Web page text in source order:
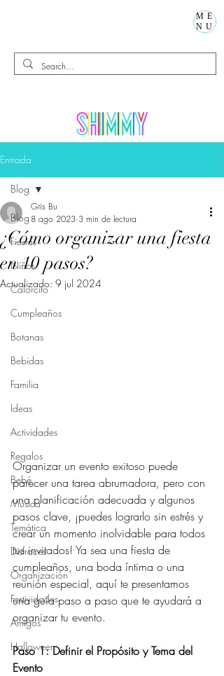
ME
NU
Entrada
Blog
Fiestas
Niños
Calorcito
Cumpleaños
Botanas
Bebidas
Familia
Ideas
Actividades
Regalos
Bebé
Música
Temática
Disfraces
Organización
Festividades
Amigos
Halloween
Blog
¿Cómo organizar una fiesta
en 10 pasos?
Gris Bu
8 ago 2023 3 min de lectura
Actualizado: 9 jul 2024
Organizar un evento exitoso puede
parecer una tarea abrumadora, pero con
una planificación adecuada y algunos
pasos clave, ¡puedes lograrlo sin estrés y
crear un momento inolvidable para todos
tus invitados! Ya sea una fiesta de
cumpleaños, una boda íntima o una
reunión especial, aquí te presentamos
una guía paso a paso que te ayudará a
organizar tu evento.
Paso 1: Definir el Propósito y Tema del
Evento